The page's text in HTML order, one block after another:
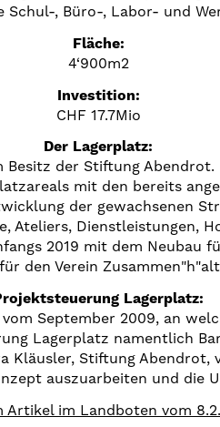
Schul-, Büro-, Labor- und
Fläche:
4‘900m2
Investition:
CHF 17.7Mio
Der Lagerplatz:
der Stiftung
mit den bereits
der gewachsenen
Ateliers, Dienstleistungen,
2019 mit dem Neubau
den Verein
Lagerplatz:
September 2009, an
Lagerplatz namentlich
Kläusler, Stiftung
auszuarbeiten und die
Artikel im Landboten vom